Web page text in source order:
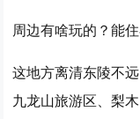
周边有啥玩的？能
这地方离清东陵不
九龙山旅游区、梨